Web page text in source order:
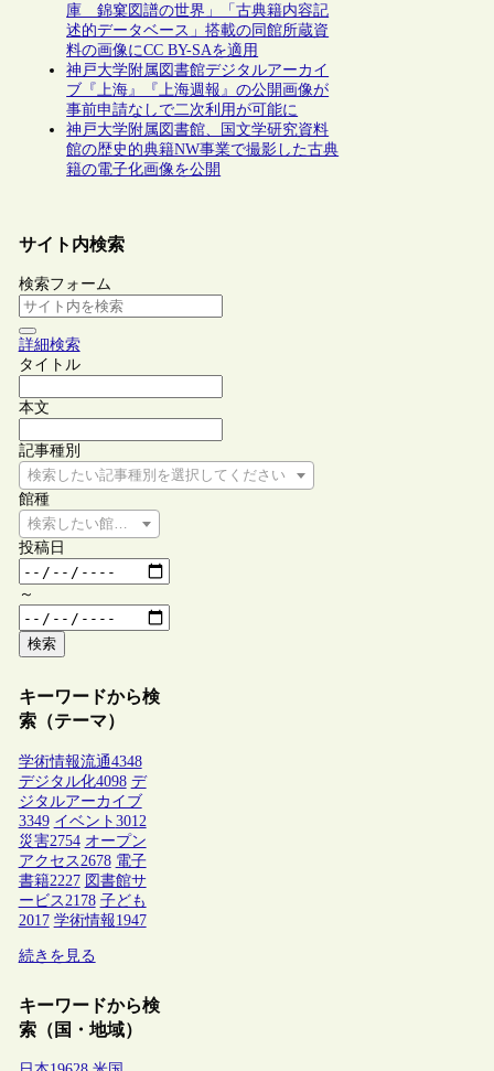
庫 錦窠図譜の世界」「古典籍内容記
述的データベース」搭載の同館所蔵資
料の画像にCC BY-SAを適用
神戸大学附属図書館デジタルアーカイ
ブ『上海』『上海週報』の公開画像が
事前申請なしで二次利用が可能に
神戸大学附属図書館、国文学研究資料
館の歴史的典籍NW事業で撮影した古典
籍の電子化画像を公開
サイト内検索
検索フォーム
詳細検索
タイトル
本文
記事種別
検索したい記事種別を選択してください
館種
検索したい館種を選択してください
投稿日
～
検索
キーワードから検
索（テーマ）
学術情報流通4348
デジタル化4098 デ
ジタルアーカイブ
3349 イベント 3012
災害2754 オープン
アクセス 2678 電子
書籍2227 図書館サ
ービス 2178 子ども
2017 学術情報1947
続きを見る
キーワードから検
索（国・地域）